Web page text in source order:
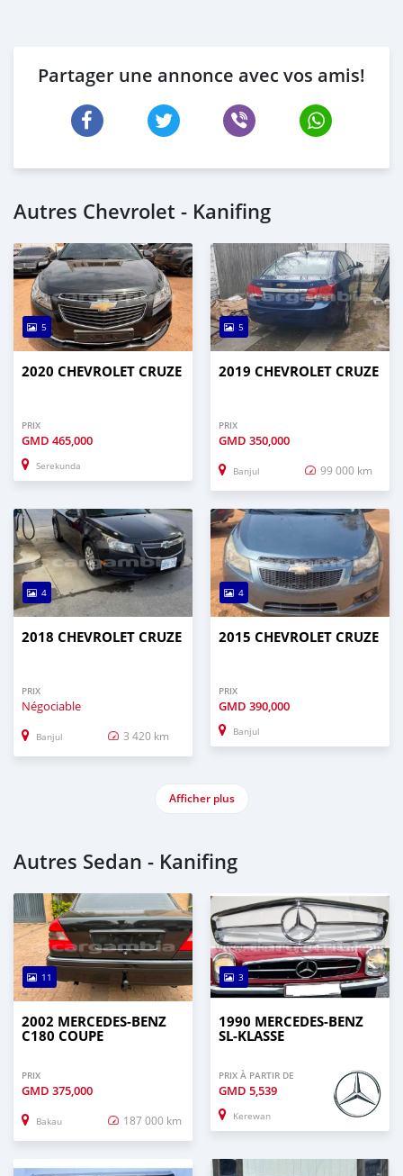
Partager une annonce avec vos amis!
Autres Chevrolet - Kanifing
5
2020 CHEVROLET CRUZE
PRIX
GMD 465,000
Serekunda
5
2019 CHEVROLET CRUZE
PRIX
GMD 350,000
Banjul 99 000 km
4
2018 CHEVROLET CRUZE
PRIX
Négociable
Banjul 3 420 km
4
2015 CHEVROLET CRUZE
PRIX
GMD 390,000
Banjul
Afficher plus
Autres Sedan - Kanifing
11
2002 MERCEDES-BENZ
C180 COUPE
PRIX
GMD 375,000
Bakau 187 000 km
3
1990 MERCEDES-BENZ
SL-KLASSE
PRIX À PARTIR DE
GMD 5,539
Kerewan